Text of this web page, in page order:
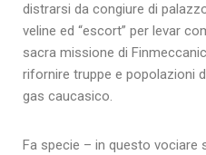
distrarsi da congiure di
veline ed “escort” per levar
sacra missione di
rifornire truppe e popolazioni
gas caucasico.
Fa specie – in questo vociare